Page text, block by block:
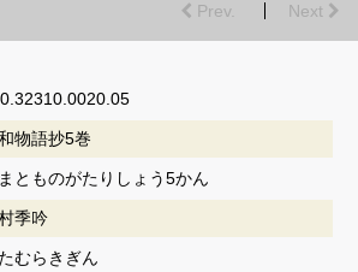
Prev. Next
物語抄5巻
とものがたりしょう5かん
季吟
むらきぎん